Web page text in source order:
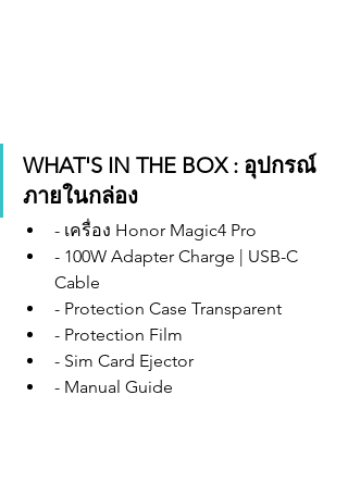
WHAT'S IN THE BOX : อุปกรณ์
ภายในกล่อง
- เครื่อง Honor Magic4 Pro
- 100W Adapter Charge | USB-C
Cable
- Protection Case Transparent
- Protection Film
- Sim Card Ejector
- Manual Guide